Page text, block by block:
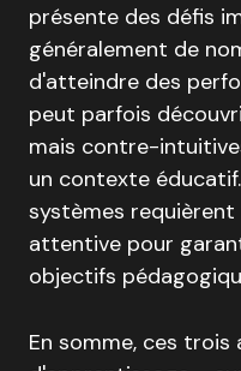
présente des défis
généralement de
d'atteindre des
peut parfois
mais contre-
un contexte
systèmes requièrent
attentive pour
objectifs
En somme, ces trois